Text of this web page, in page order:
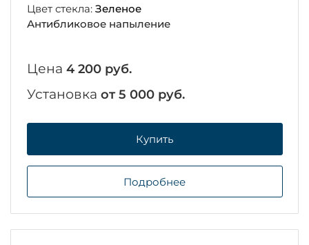
Цвет стекла: Зеленое
Антибликовое напыление
Цена 4 200 руб.
Установка от 5 000 руб.
Купить
Подробнее